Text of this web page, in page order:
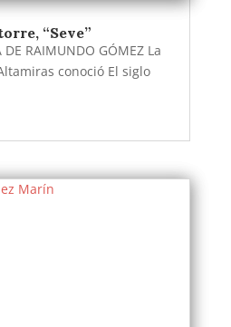
“Seve”
DE RAIMUNDO GÓMEZ La
conoció El siglo